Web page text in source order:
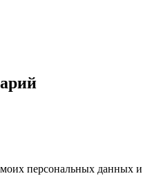
персональных данных и